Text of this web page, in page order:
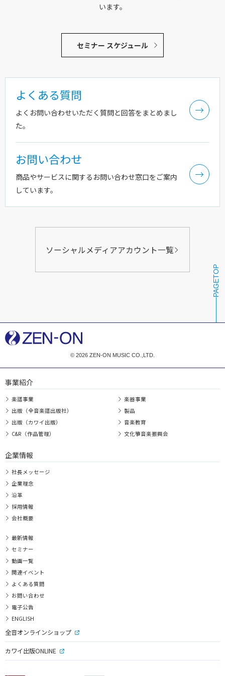
います。
セミナー スケジュール
よくある質問
よくお問い合わせいただく質問と回答をまとめまし
た。
お問い合わせ
商品やサービスに関するお問い合わせ窓口をご案内
しています。
ソーシャルメディアアカウント一覧
PAGETOP
© 2026 ZEN-ON MUSIC CO.,LTD.
事業紹介
楽譜事業
出版（全音楽譜出版社）
出版（カワイ出版）
C&R（作品管理）
楽器事業
製品
音楽教育
文化箏音楽振興会
企業情報
社長メッセージ
企業理念
沿革
採用情報
会社概要
最新情報
セミナー
動画一覧
関連イベント
よくある質問
お問い合わせ
電子公告
ENGLISH
全音オンラインショップ
カワイ出版ONLINE